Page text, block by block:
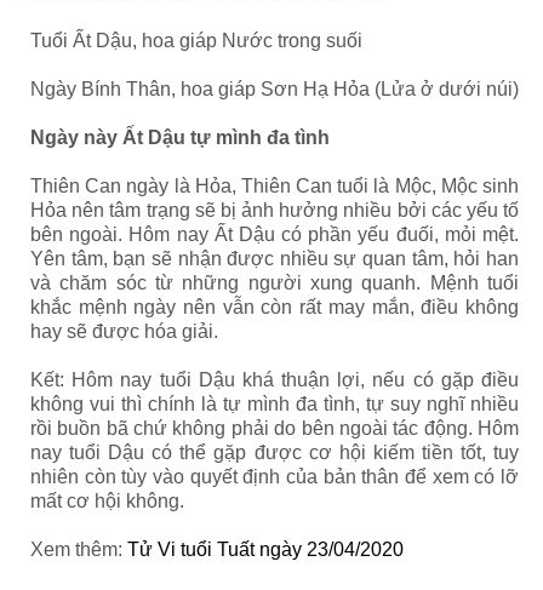
Tuổi Ất Dậu, hoa giáp Nước trong suối
Ngày Bính Thân, hoa giáp Sơn Hạ Hỏa (Lửa ở dưới núi)
Ngày này Ất Dậu tự mình đa tình
Thiên Can ngày là Hỏa, Thiên Can tuổi là Mộc, Mộc sinh
Hỏa nên tâm trạng sẽ bị ảnh hưởng nhiều bởi các yếu tố
bên ngoài. Hôm nay Ất Dậu có phần yếu đuối, mỏi mệt.
Yên tâm, bạn sẽ nhận được nhiều sự quan tâm, hỏi han
và chăm sóc từ những người xung quanh. Mệnh tuổi
khắc mệnh ngày nên vẫn còn rất may mắn, điều không
hay sẽ được hóa giải.
Kết: Hôm nay tuổi Dậu khá thuận lợi, nếu có gặp điều
không vui thì chính là tự mình đa tình, tự suy nghĩ nhiều
rồi buồn bã chứ không phải do bên ngoài tác động. Hôm
nay tuổi Dậu có thể gặp được cơ hội kiếm tiền tốt, tuy
nhiên còn tùy vào quyết định của bản thân để xem có lỡ
mất cơ hội không.
Xem thêm: Tử Vi tuổi Tuất ngày 23/04/2020